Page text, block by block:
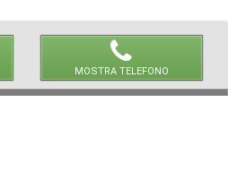
MOSTRA TELEFONO